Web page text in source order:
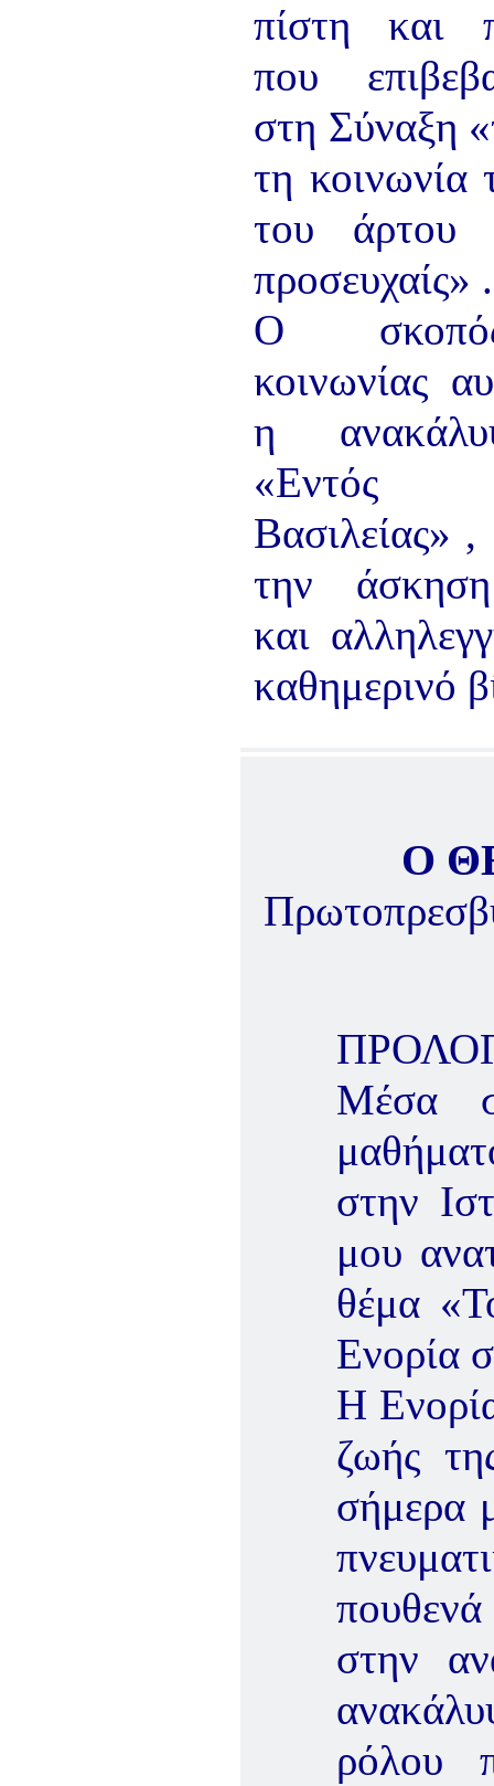
πίστη και
που
στη Σύναξη
τη κοινωνία
του άρτου
προσευχαίς» .
Ο
κοινωνίας
η
Βασιλείας»
την
και
καθημερινό
Ο
Μέσα
στην
μου
θέμα
Ενορία
Η
ζωής
σήμερα
στην
ρόλου